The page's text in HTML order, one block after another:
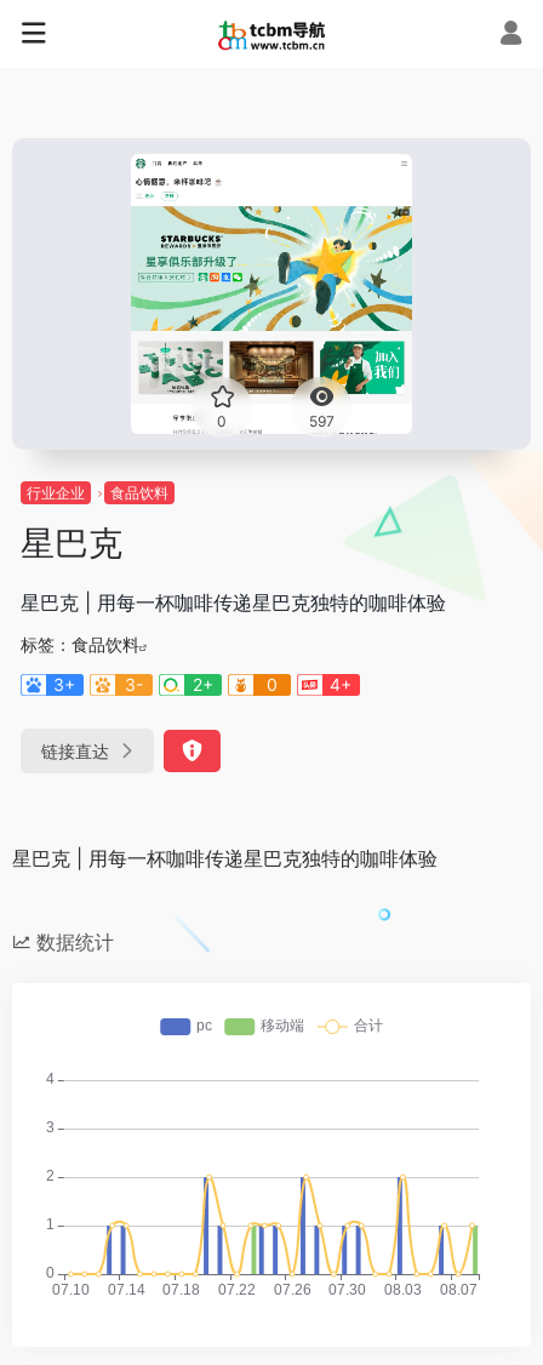
0 597
行业企业 食品饮料
星巴克
星巴克 | 用每一杯咖啡传递星巴克独特的咖啡体验
标签： 食品饮料
3+
3- 2+ 0 4+
链接直达
星巴克 | 用每一杯咖啡传递星巴克独特的咖啡体验
数据统计